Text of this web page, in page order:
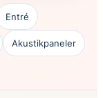
Entré
Akustikpaneler